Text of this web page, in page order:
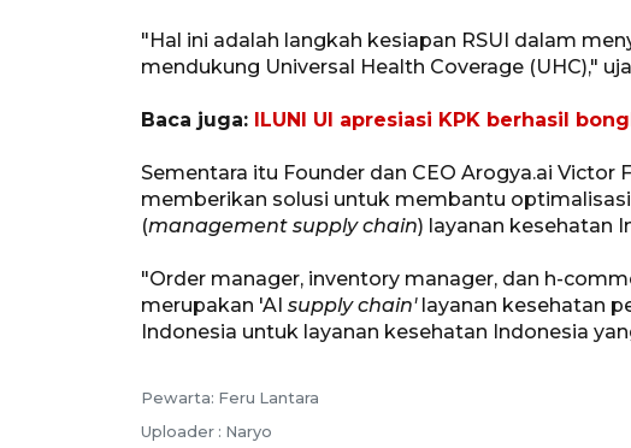
"Hal ini adalah langkah kesiapan RSUI dalam
mendukung Universal Health Coverage (UHC),"
Baca juga: ILUNI UI apresiasi KPK berhasil
Sementara itu Founder dan CEO Arogya.ai
memberikan solusi untuk membantu
(management supply chain) layanan kesehatan
"Order manager, inventory manager, dan h-
merupakan 'AI supply chain' layanan kesehatan
Indonesia untuk layanan kesehatan Indonesia
Pewarta: Feru Lantara
Uploader : Naryo